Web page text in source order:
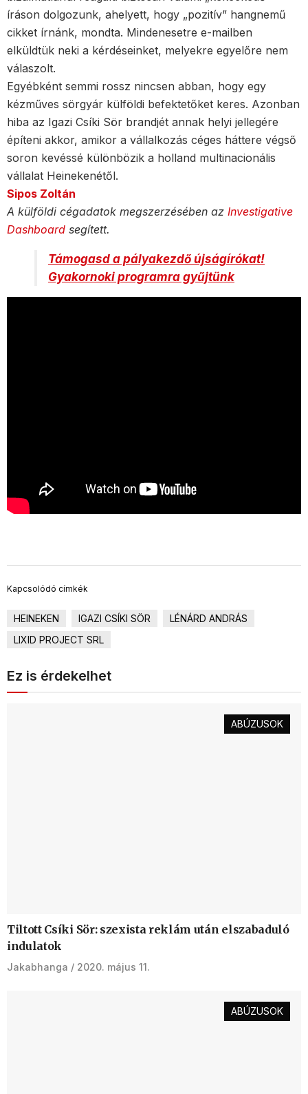
íráson dolgozunk, ahelyett, hogy „pozitív” hangnemű
cikket írnánk, mondta. Mindenesetre e-mailben
elküldtük neki a kérdéseinket, melyekre egyelőre nem
válaszolt.
Egyébként semmi rossz nincsen abban, hogy egy
kézműves sörgyár külföldi befektetőket keres. Azonban
hiba az Igazi Csíki Sör brandjét annak helyi jellegére
építeni akkor, amikor a vállalkozás céges háttere végső
soron kevéssé különbözik a holland multinacionális
vállalat Heinekenétől.
Sipos Zoltán
A külföldi cégadatok megszerzésében az Investigative
Dashboard segített.
Támogasd a pályakezdő újságírókat!
Gyakornoki programra gyűjtünk
Kapcsolódó címkék
HEINEKEN IGAZI CSÍKI SÖR
LÉNÁRD ANDRÁS
LIXID PROJECT SRL
Ez is érdekelhet
ABÚZUSOK
Tiltott Csíki Sör: szexista reklám után elszabaduló
indulatok
Jakabhanga 2020. május 11.
ABÚZUSOK